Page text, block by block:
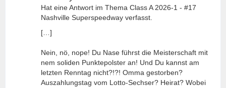
Hat eine Antwort im Thema Class A 2026-1 - #17
Nashville Superspeedway verfasst.
[…]
Nein, nö, nope! Du Nase führst die Meisterschaft mit
nem soliden Punktepolster an! Und Du kannst am
letzten Renntag nicht?!?! Omma gestorben?
Auszahlungstag vom Lotto-Sechser? Heirat? Wobei